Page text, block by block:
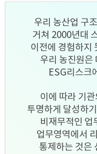
우리 농산업 구
거쳐 2000년대
이전에 경험하지
우리 농진원은
ESG리스크
이에 따라 기
투명하게 달성하
비재무적인 업
업무영역에서
통제하는 것은